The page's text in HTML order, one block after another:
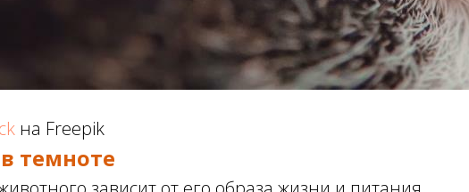
на Freepik
темноте